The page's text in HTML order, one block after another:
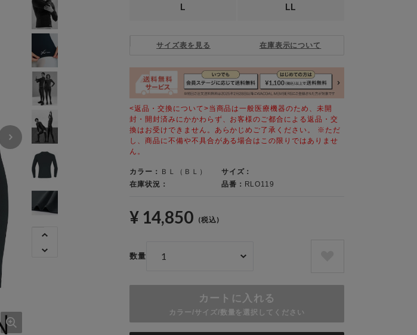
L LL
サイズ表を見る 在庫表示について
<返品・交換について>当商品は一般医療機器のため、未開
封・開封済みにかかわらず、お客様のご都合による返品・交
換はお受けできません。あらかじめご了承ください。 ※ただ
し、商品に不備や不具合がある場合はこの限りではありませ
ん。
カラー： ＢＬ（ＢＬ）
サイズ：
在庫状況：
品番： RLO119
¥ 14,850 (税込)
数量
カートに入れる
カラー/サイズ/数量を選択してください